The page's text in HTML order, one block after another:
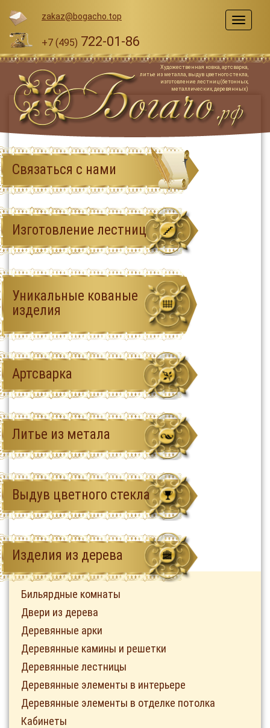
zakaz@bogacho.top
+7 (495) 722-01-86
Меню
Художественная ковка, артсварка,
литье из металла, выдув цветного стекла,
изготовление лестниц (бетонных,
металлических, деревянных)
Связаться с нами
Изготовление лестниц
Уникальные кованые
изделия
Артсварка
Литье из метала
Выдув цветного стекла
Изделия из дерева
Бильярдные комнаты
Двери из дерева
Деревянные арки
Деревянные камины и решетки
Деревянные лестницы
Деревянные элементы в интерьере
Деревянные элементы в отделке потолка
Кабинеты